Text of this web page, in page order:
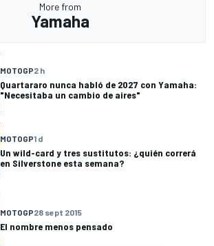
More from
Yamaha
MOTOGP2 h
Quartararo nunca habló de 2027 con Yamaha:
"Necesitaba un cambio de aires"
MOTOGP1 d
Un wild-card y tres sustitutos: ¿quién correrá
en Silverstone esta semana?
MOTOGP28 sept 2015
El nombre menos pensado